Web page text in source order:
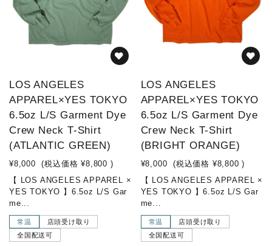
LOS ANGELES
APPAREL×YES TOKYO
6.5oz L/S Garment Dye
Crew Neck T-Shirt
(ATLANTIC GREEN)
¥8,000 (税込価格 ¥8,800 )
【 LOS ANGELES APPAREL ×
YES TOKYO 】6.5oz L/S Gar
me...
常温
店頭受け取り
全国配送可
LOS ANGELES
APPAREL×YES TOKYO
6.5oz L/S Garment Dye
Crew Neck T-Shirt
(BRIGHT ORANGE)
¥8,000 (税込価格 ¥8,800 )
【 LOS ANGELES APPAREL ×
YES TOKYO 】6.5oz L/S Gar
me...
常温
店頭受け取り
全国配送可